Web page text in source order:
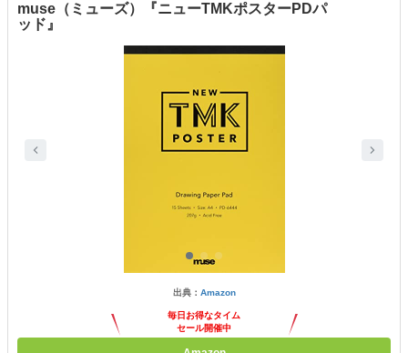
muse（ミューズ）『ニューTMKポスターPDパ
ッド』
出典： Amazon
毎日お得なタイム
セール開催中